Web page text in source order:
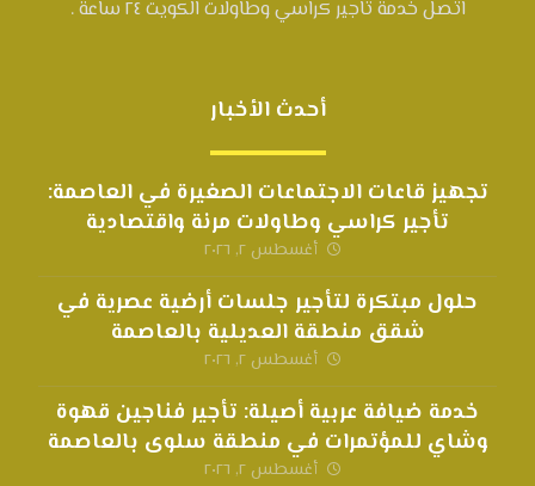
اتصل خدمة تاجير كراسي وطاولات الكويت ٢٤ ساعة .
أحدث الأخبار
تجهيز قاعات الاجتماعات الصغيرة في العاصمة:
تأجير كراسي وطاولات مرنة واقتصادية
أغسطس ٢, ٢٠٢٦
حلول مبتكرة لتأجير جلسات أرضية عصرية في
شقق منطقة العديلية بالعاصمة
أغسطس ٢, ٢٠٢٦
خدمة ضيافة عربية أصيلة: تأجير فناجين قهوة
وشاي للمؤتمرات في منطقة سلوى بالعاصمة
أغسطس ٢, ٢٠٢٦